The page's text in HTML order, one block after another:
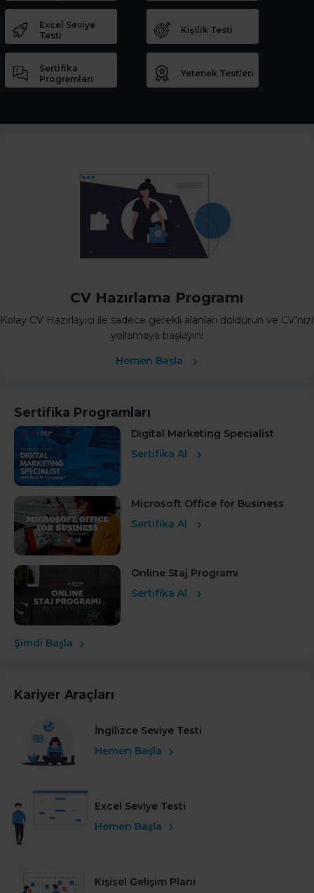
Excel Seviye
Testi
Kişilik Testi
Sertifika
Programları
Yetenek Testleri
CV Hazırlama Programı
Kolay CV Hazırlayıcı ile sadece gerekli alanları doldurun ve CV’nizi
yollamaya başlayın!
Hemen Başla
Sertifika Programları
Digital Marketing Specialist
Sertifika Al
Microsoft Office for Business
Sertifika Al
Online Staj Programı
Sertifika Al
Şimdi Başla
Kariyer Araçları
İngilizce Seviye Testi
Hemen Başla
Excel Seviye Testi
Hemen Başla
Kişisel Gelişim Planı